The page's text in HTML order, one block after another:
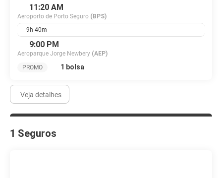
11:20 AM
Aeroporto de Porto Seguro (BPS)
9h 40m
9:00 PM
Aeroparque Jorge Newbery (AEP)
PROMO
1 bolsa
Veja detalhes
1 Seguros